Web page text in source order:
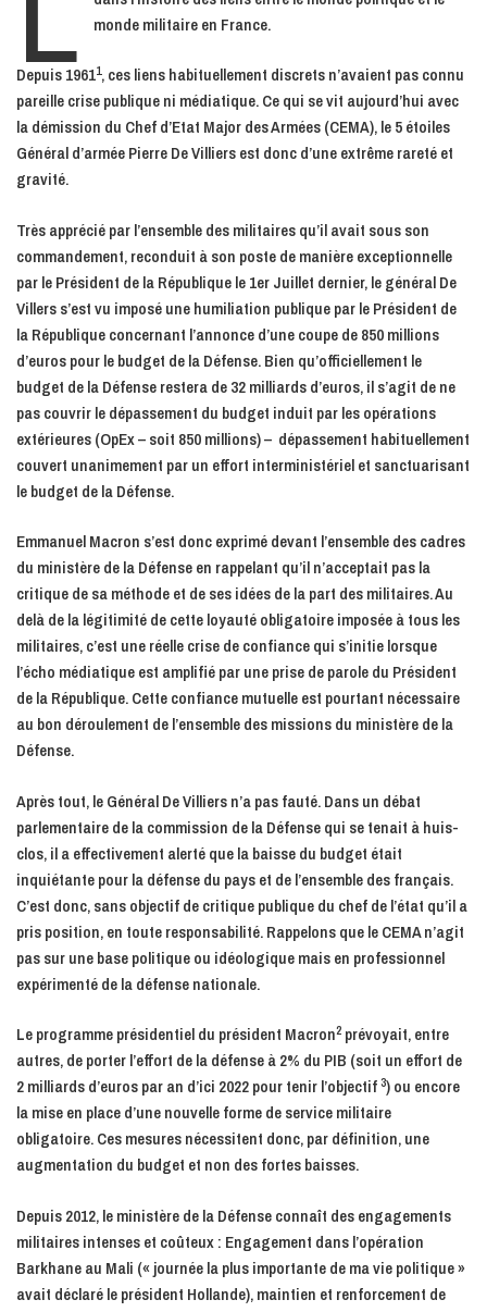
monde militaire en France.
Depuis 19611, ces liens habituellement discrets n’avaient pas connu
pareille crise publique ni médiatique. Ce qui se vit aujourd’hui avec
la démission du Chef d’Etat Major des Armées (CEMA), le 5 étoiles
Général d’armée Pierre De Villiers est donc d’une extrême rareté et
gravité.
Très apprécié par l’ensemble des militaires qu’il avait sous son
commandement, reconduit à son poste de manière exceptionnelle
par le Président de la République le 1er Juillet dernier, le général De
Villers s’est vu imposé une humiliation publique par le Président de
la République concernant l’annonce d’une coupe de 850 millions
d’euros pour le budget de la Défense. Bien qu’officiellement le
budget de la Défense restera de 32 milliards d’euros, il s’agit de ne
pas couvrir le dépassement du budget induit par les opérations
extérieures (OpEx – soit 850 millions) – dépassement habituellement
couvert unanimement par un effort interministériel et sanctuarisant
le budget de la Défense.
Emmanuel Macron s’est donc exprimé devant l’ensemble des cadres
du ministère de la Défense en rappelant qu’il n’acceptait pas la
critique de sa méthode et de ses idées de la part des militaires. Au
delà de la légitimité de cette loyauté obligatoire imposée à tous les
militaires, c’est une réelle crise de confiance qui s’initie lorsque
l’écho médiatique est amplifié par une prise de parole du Président
de la République. Cette confiance mutuelle est pourtant nécessaire
au bon déroulement de l’ensemble des missions du ministère de la
Défense.
Après tout, le Général De Villiers n’a pas fauté. Dans un débat
parlementaire de la commission de la Défense qui se tenait à huis-
clos, il a effectivement alerté que la baisse du budget était
inquiétante pour la défense du pays et de l’ensemble des français.
C’est donc, sans objectif de critique publique du chef de l’état qu’il a
pris position, en toute responsabilité. Rappelons que le CEMA n’agit
pas sur une base politique ou idéologique mais en professionnel
expérimenté de la défense nationale.
Le programme présidentiel du président Macron2 prévoyait, entre
autres, de porter l’effort de la défense à 2% du PIB (soit un effort de
2 milliards d’euros par an d’ici 2022 pour tenir l’objectif3) ou encore
la mise en place d’une nouvelle forme de service militaire
obligatoire. Ces mesures nécessitent donc, par définition, une
augmentation du budget et non des fortes baisses.
Depuis 2012, le ministère de la Défense connaît des engagements
militaires intenses et coûteux : Engagement dans l’opération
Barkhane au Mali (« journée la plus importante de ma vie politique »
avait déclaré le président Hollande), maintien et renforcement de